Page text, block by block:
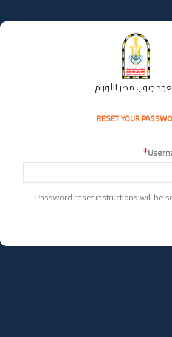
جنوب مصر للأورام
RESET YOUR
Password reset instructions will be